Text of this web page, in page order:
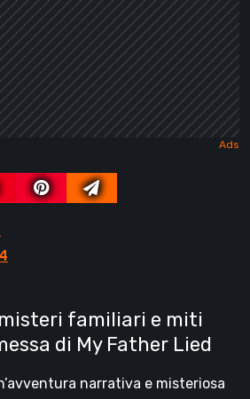
familiari e miti
di My Father Lied
narrativa e misteriosa